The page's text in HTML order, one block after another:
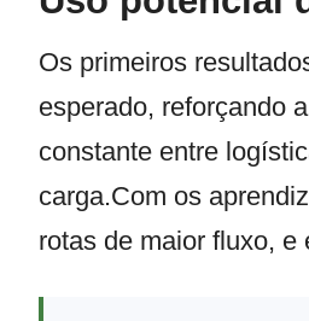
Os primeiros
esperado, reforçando
constante entre
carga.Com os
rotas de maior fluxo, e